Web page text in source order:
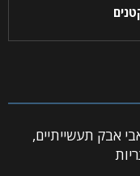
אבק תעשייתיים,